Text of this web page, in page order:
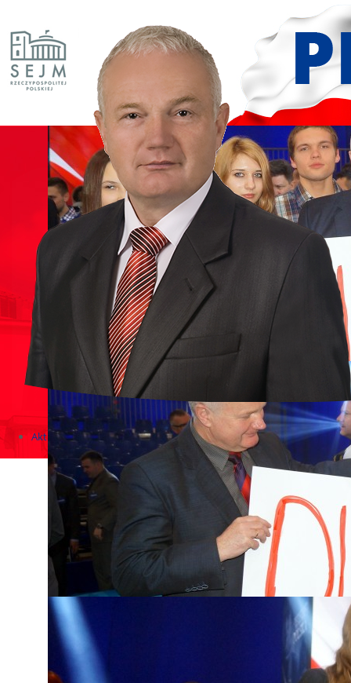
Aktualności
Zapowiedzi wydarzeń
KONKURSY 2020 - 2026
KOLONIE 2021 - 2026
Imprezy kulturalne - zaproszenia 2017
Różne
Konkursy 2017/2018
KONKURSY 2016/2017
KONKURSY 2015/2016
Konkursy 2014/2015
Wizyty w Parlamencie i Ministerstwach
Spotkania i debaty, PROTESTY, MARSZE
Debaty i spotkania 2017
Konkursy 2014
Różne
Praca w kampanii